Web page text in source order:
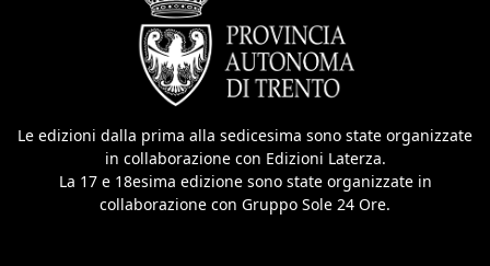
Le edizioni dalla prima alla sedicesima sono state organizzate
in collaborazione con Edizioni Laterza.
La 17 e 18esima edizione sono state organizzate in
collaborazione con Gruppo Sole 24 Ore.